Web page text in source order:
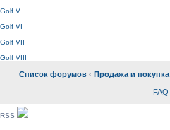
Golf V
Golf VI
Golf VII
Golf VIII
Список форумов ‹ Продажа и покупка
FAQ
RSS